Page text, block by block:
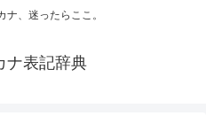
ナ、迷ったらここ。
ナ表記辞典